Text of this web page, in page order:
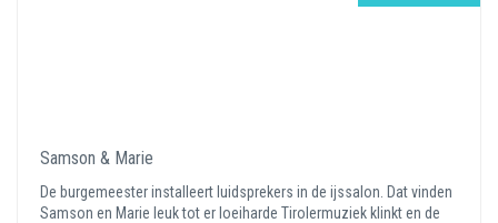
Samson & Marie
De burgemeester installeert luidsprekers in de ijssalon. Dat vinden
Samson en Marie leuk tot er loeiharde Tirolermuziek klinkt en de